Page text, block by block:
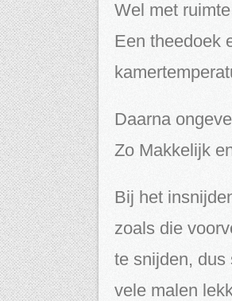
Wel met
Een theedoek
Daarna
Zo Makkelijk
Bij het
zoals die
te snijden, dus
vele malen